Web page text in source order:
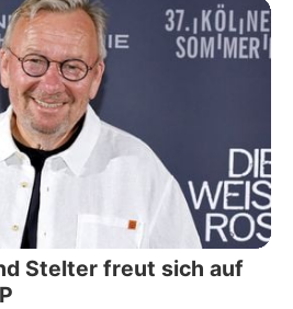
Stelter freut sich auf